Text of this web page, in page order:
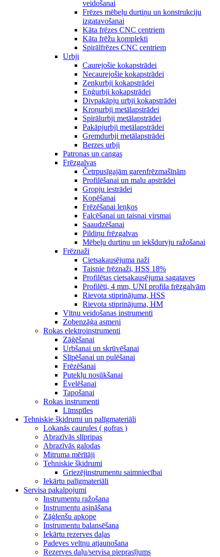
veidošanai
Frēzes mēbeļu durtiņu un konstrukciju
izgatavošanai
Kāta frēzes CNC centriem
Kāta frēžu komplekti
Spirālfrēzes CNC centriem
Urbji
Caurejošie kokapstrādei
Necaurejošie kokapstrādei
Zenķurbji kokapstrādei
Eņģurbji kokapstrādei
Divpakāpju urbji kokapstrādei
Kroņurbji metālapstrādei
Spirālurbji metālapstrādei
Pakāpjurbji metālapstrādei
Gremdurbji metālapstrādei
Berzes urbji
Patronas un cangas
Frēzgalvas
Četrpusīgajām garenfrēzmašīnām
Profilēšanai un malu apstrādei
Gropju iestrādei
Kopēšanai
Frēzēšanai leņķos
Falcēšanai un taisnai virsmai
Saaudzēšanai
Pildiņu frēzgalvas
Mēbeļu durtiņu un iekšdurvju ražošanai
Frēznaži
Cietsakausējuma naži
Taisnie frēznaži, HSS 18%
Profilētas cietsakausējuma sagataves
Profilēti, 4 mm, UNI profila frēzgalvām
Rievota stiprinājuma, HSS
Rievota stiprinājuma, HM
Vītņu veidošanas instrumenti
Zobenzāģa asmeņi
Rokas elektroinstrumenti
Zāģēšanai
Urbšanai un skrūvēšanai
Slīpēšanai un pulēšanai
Frēzēšanai
Putekļu nosūkšanai
Ēvelēšanai
Tapošanai
Rokas instrumenti
Līmspīles
Tehniskie šķidrumi un palīgmateriāli
Lokanās caurules ( gofras )
Abrazīvās slīpripas
Abrazīvās galodas
Mitruma mērītāji
Tehniskie šķidrumi
Griezējinstrumentu saimniecībai
Iekārtu palīgmateriāli
Servisa pakalpojumi
Instrumentu ražošana
Instrumentu asināšana
Zāģlenšu apkope
Instrumentu balansēšana
Iekārtu rezerves daļas
Padeves veltņu atjaunošana
Rezerves daļu/servisa pieprasījums